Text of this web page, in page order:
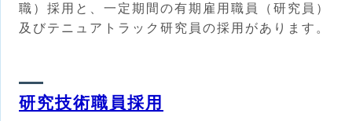
職）採用と、一定期間の有期雇用職員（研究員）
及びテニュアトラック研究員の採用があります。
研究技術職員採用